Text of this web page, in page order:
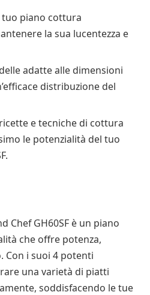
piano cottura
la sua lucentezza e
adatte alle dimensioni
distribuzione del
e tecniche di cottura
le potenzialità del tuo
Chef GH60SF è un piano
che offre potenza,
Con i suoi 4 potenti
una varietà di piatti
soddisfacendo le tue